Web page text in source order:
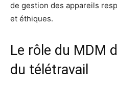
de gestion des appareils
et éthiques.
Le rôle du MDM
du télétravail